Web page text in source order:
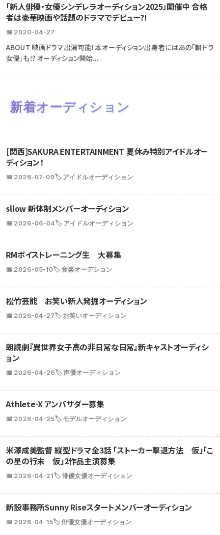
「新人俳優・女優シンデレラオーディション2025」開催中 合格
者は豪華映画や話題のドラマでデビュー?!
📅 2020-04-27
ABOUT 映画ドラマ出演可能！本オーディション出身者にはあの「朝ドラ
女優」も⁉ オーディション開始...
新着オーディション
[関西]SAKURA ENTERTAINMENT 夏休み特別アイドルオー
ディション！
📅 2026-07-09🏷️ アイドルオーディション
sllow 新体制メンバーオーディション
📅 2026-06-04🏷️ アイドルオーディション
RMボイストレーニング生 大募集
📅 2026-05-10🏷️ 音楽オーデション
松竹芸能 お笑い新人発掘オーディション
📅 2026-04-27🏷️ お笑いオーディション
朗読劇『異世界女子高の非日常な日常』新キャストオーディシ
ョン
📅 2026-04-26🏷️ 声優オーディション
Athlete-X アンバサダー募集
📅 2026-04-25🏷️ モデルオーディション
米澤成美監督 縦型ドラマ全3話 「ストーカー撃退方法 仮」「こ
の星の行末 仮」2作品主演募集
📅 2026-04-21🏷️ 俳優女優オーディション
新設事務所Sunny Riseスタートメンバーオーディション
📅 2026-04-15🏷️ 俳優女優オーディション